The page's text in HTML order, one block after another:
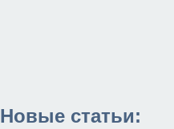
Новые статьи: